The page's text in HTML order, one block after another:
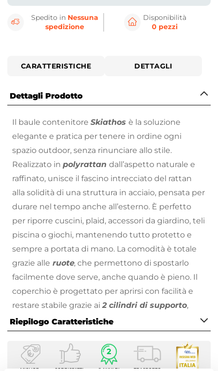
Spedito in Nessuna
spedizione
Disponibilità
0 pezzi
CARATTERISTICHE DETTAGLI
Dettagli Prodotto
Il baule contenitore Skiathos è la soluzione
elegante e pratica per tenere in ordine ogni
spazio outdoor, senza rinunciare allo stile.
Realizzato in polyrattan dall’aspetto naturale e
raffinato, unisce il fascino intrecciato del rattan
alla solidità di una struttura in acciaio, pensata per
durare nel tempo anche all’esterno. È perfetto
per riporre cuscini, plaid, accessori da giardino, teli
piscina o giochi, mantenendo tutto protetto e
sempre a portata di mano. La comodità è totale
grazie alle ruote, che permettono di spostarlo
facilmente dove serve, anche quando è pieno. Il
coperchio è progettato per aprirsi con facilità e
restare stabile grazie ai2 cilindri di supporto,
rendendo l’utilizzo quotidiano più sicuro e
confortevole. In più, Skiathos è fornito con
unacopertura interna studiata per rinforzare
l’impermeabilità
e proteggere ulteriormente il
Riepilogo Caratteristiche
Caratteristiche
Tipologia